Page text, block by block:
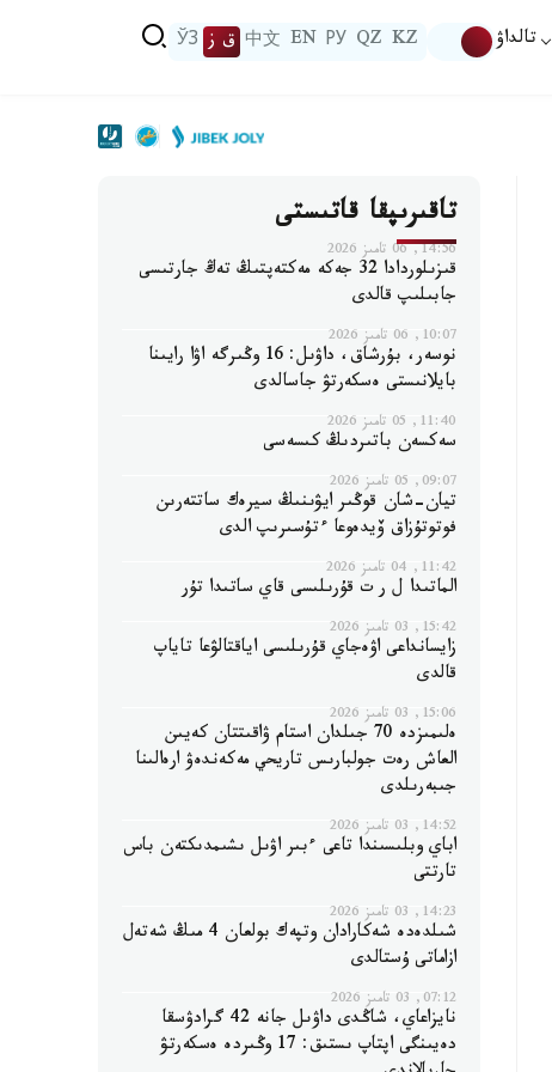
تالداۋ KZ
QZ
РУ
EN
中文 ق ز ЎЗ
تاقىرىپقا قاتىستى
14:56, 06 تامىز 2026
قىزىلوردادا 32 جەكە مەكتەپتىڭ تەڭ جارتىسى
جابىلىپ قالدى
10:07, 06 تامىز 2026
نوسەر، بۇرشاق، داۋىل: 16 وڭىرگە اۋا رايىنا
بايلانىستى ەسكەرتۋ جاسالدى
11:40, 05 تامىز 2026
سەكسەن باتىردىڭ كىسەسى
09:07, 05 تامىز 2026
تيان-شان قوڭىر ايۋىنىڭ سيرەك ساتتەرىن
فوتوتۇزاق ۆيدەوعا ءتۇسىرىپ الدى
11:42, 04 تامىز 2026
الماتىدا ل ر ت قۇرىلىسى قاي ساتىدا تۇر
15:42, 03 تامىز 2026
زايسانداعى اۋەجاي قۇرىلىسى اياقتالۋعا تاياپ
قالدى
15:06, 03 تامىز 2026
ەلىمىزدە 70 جىلدان استام ۋاقىتتان كەيىن
العاش رەت جولبارىس تاريحي مەكەندەۋ ارەالىنا
جىبەرىلدى
14:52, 03 تامىز 2026
اباي وبلىسىندا تاعى ءبىر اۋىل ىشىمدىكتەن باس
تارتتى
14:23, 03 تامىز 2026
شىلدەدە شەكارادان وتپەك بولعان 4 مىڭ شەتەل
ازاماتى ۇستالدى
07:12, 03 تامىز 2026
نايزاعاي، شاڭدى داۋىل جانە 42 گرادۋسقا
دەيىنگى اپتاپ ىستىق: 17 وڭىردە ەسكەرتۋ